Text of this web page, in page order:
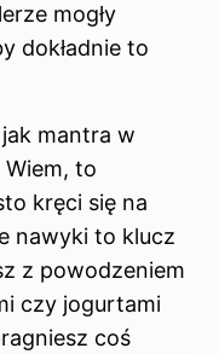
mogły
dokładnie to
mantra w
to
kręci się na
nawyki to klucz
z powodzeniem
czy jogurtami
coś